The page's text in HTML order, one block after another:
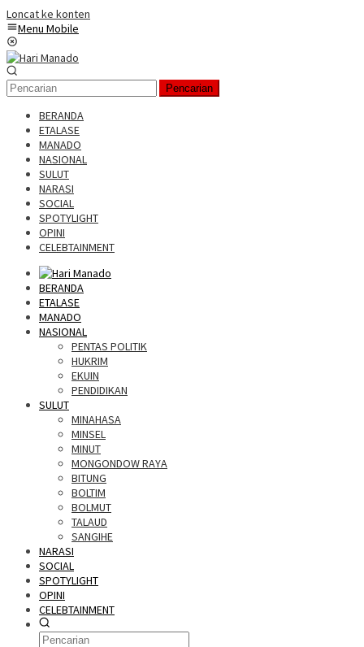
Loncat ke konten
Menu Mobile
Pencarian
BERANDA
ETALASE
MANADO
NASIONAL
SULUT
NARASI
SOCIAL
SPOTYLIGHT
OPINI
CELEBTAINMENT
BERANDA
ETALASE
MANADO
NASIONAL
PENTAS POLITIK
HUKRIM
EKUIN
PENDIDIKAN
SULUT
MINAHASA
MINSEL
MINUT
MONGONDOW RAYA
BITUNG
BOLTIM
BOLMUT
TALAUD
SANGIHE
NARASI
SOCIAL
SPOTYLIGHT
OPINI
CELEBTAINMENT